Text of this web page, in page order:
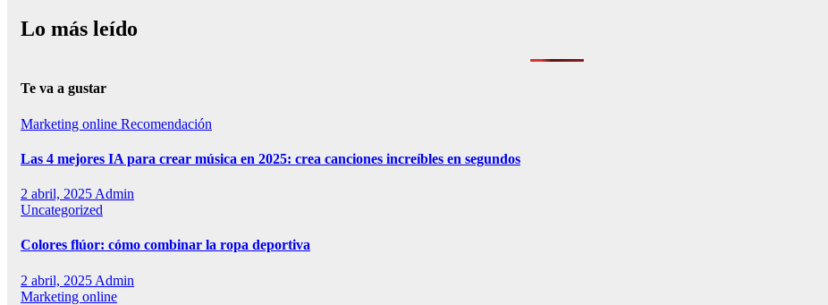
Lo más leído
Te va a gustar
Marketing online Recomendación
Las 4 mejores IA para crear música en 2025: crea canciones increíbles en segundos
2 abril, 2025 Admin
Uncategorized
Colores flúor: cómo combinar la ropa deportiva
2 abril, 2025 Admin
Marketing online